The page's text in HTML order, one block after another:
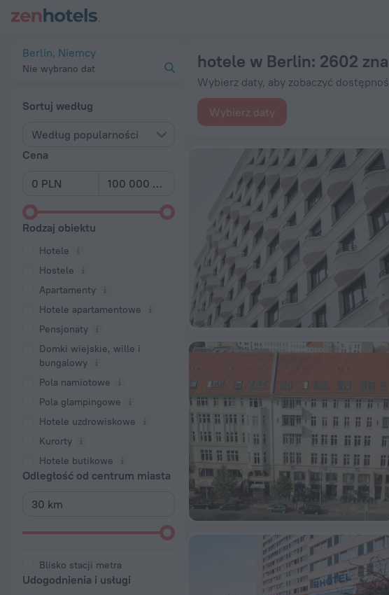
Berlin, Niemcy
Nie wybrano dat
Sortuj według
Według popularności
Cena
Rodzaj obiektu
Hotele
Hostele
Apartamenty
Hotele apartamentowe
Pensjonaty
Domki wiejskie, wille i
bungalowy
Pola namiotowe
Pola glampingowe
Hotele uzdrowiskowe
Kurorty
Hotele butikowe
Odległość od centrum miasta
Blisko stacji metra
Udogodnienia i usługi
hotele w Berlin: 2602
Wybierz daty, aby zobaczyć
Wybierz daty
20 najlepszych hotele w Berlin 2026 od 265 zł – zarezerwuj teraz na